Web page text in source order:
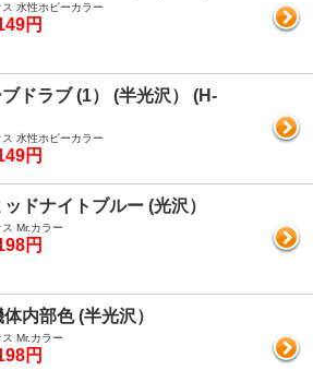
水性ホビーカラー
円
ドラブ (1） (半光沢） (H-
水性ホビーカラー
円
ドナイトブルー (光沢）
Mr.カラー
円
内部色 (半光沢）
Mr.カラー
円